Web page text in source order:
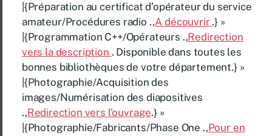
|{Préparation au certificat d’opérateur du service
amateur/Procédures radio .,A découvrir .} »
|{Programmation C++/Opérateurs .,Redirection
vers la description . Disponible dans toutes les
bonnes bibliothèques de votre département.} »
|{Photographie/Acquisition des
images/Numérisation des diapositives
.,Redirection vers l’ouvrage.} »
|{Photographie/Fabricants/Phase One .,Pour en